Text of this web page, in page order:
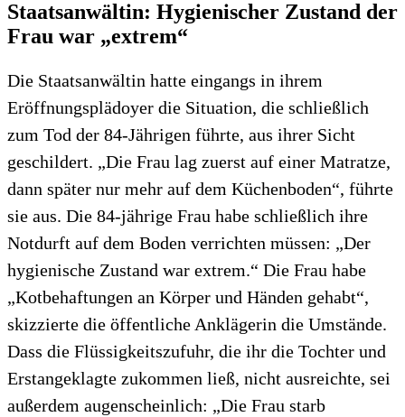
Staatsanwältin: Hygienischer Zustand der
Frau war „extrem“
Die Staatsanwältin hatte eingangs in ihrem
Eröffnungsplädoyer die Situation, die schließlich
zum Tod der 84-Jährigen führte, aus ihrer Sicht
geschildert. „Die Frau lag zuerst auf einer Matratze,
dann später nur mehr auf dem Küchenboden“, führte
sie aus. Die 84-jährige Frau habe schließlich ihre
Notdurft auf dem Boden verrichten müssen: „Der
hygienische Zustand war extrem.“ Die Frau habe
„Kotbehaftungen an Körper und Händen gehabt“,
skizzierte die öffentliche Anklägerin die Umstände.
Dass die Flüssigkeitszufuhr, die ihr die Tochter und
Erstangeklagte zukommen ließ, nicht ausreichte, sei
außerdem augenscheinlich: „Die Frau starb